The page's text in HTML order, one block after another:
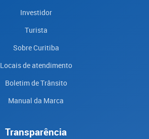
Investidor
Turista
Sobre Curitiba
Locais de atendimento
Boletim de Trânsito
Manual da Marca
Transparência